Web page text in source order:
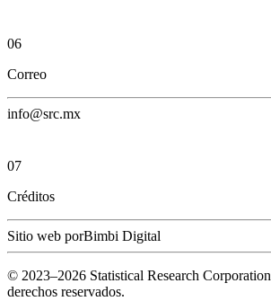
06
Correo
info@src.mx
07
Créditos
Sitio web porBimbi Digital
© 2023–2026 Statistical Research
derechos reservados.